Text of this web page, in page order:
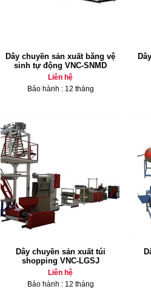
Dây chuyền sản xuất băng vệ
sinh tự động VNC-SNMD
Liên hệ
Bảo hành : 12 tháng
Dây chuyền sản xuất túi
shopping VNC-LGSJ
Liên hệ
Bảo hành : 12 tháng